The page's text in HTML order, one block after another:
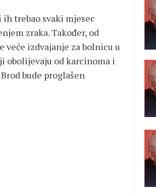
trebao svaki mjesec
zraka. Također, od
izdvajanje za bolnicu u
obolijevaju od karcinoma i
bude proglašen